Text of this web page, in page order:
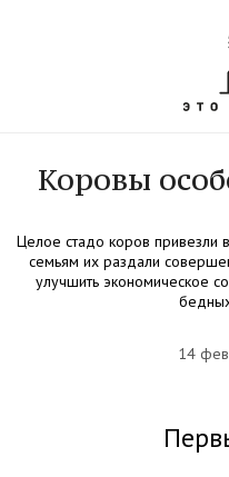
Коровы
Целое стадо коров привезли
семьям их раздали
улучшить экономическое
14